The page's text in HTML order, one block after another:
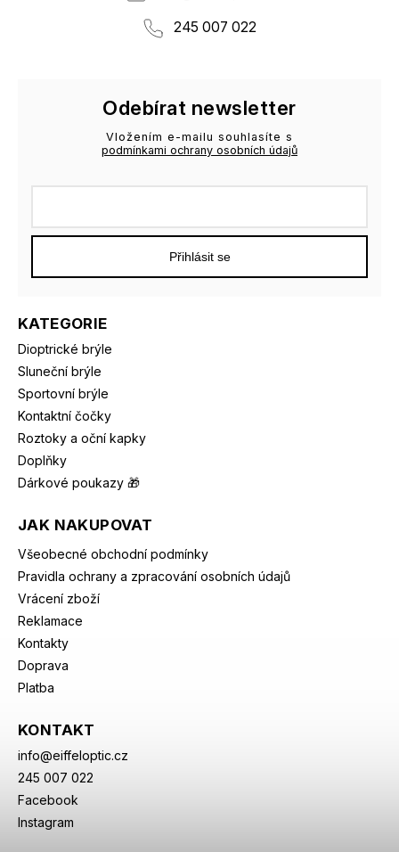
245 007 022
KATEGORIE
Dioptrické brýle
Sluneční brýle
Sportovní brýle
Kontaktní čočky
Roztoky a oční kapky
Doplňky
Dárkové poukazy 🎁
JAK NAKUPOVAT
Všeobecné obchodní podmínky
Pravidla ochrany a zpracování osobních údajů
Vrácení zboží
Reklamace
Kontakty
Doprava
Platba
KONTAKT
info@eiffeloptic.cz
245 007 022
Facebook
Instagram
Odebírat newsletter
Vložením e-mailu souhlasíte s
podmínkami ochrany osobních údajů
Přihlásit se